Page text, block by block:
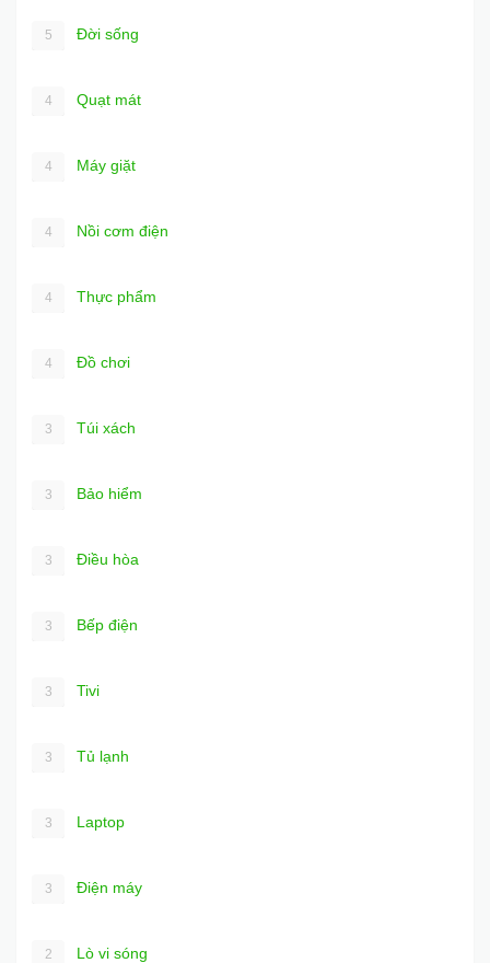
5 Đời sống
4 Quạt mát
4 Máy giặt
4 Nồi cơm điện
4 Thực phẩm
4 Đồ chơi
3 Túi xách
3 Bảo hiểm
3 Điều hòa
3 Bếp điện
3 Tivi
3 Tủ lạnh
3 Laptop
3 Điện máy
2 Lò vi sóng